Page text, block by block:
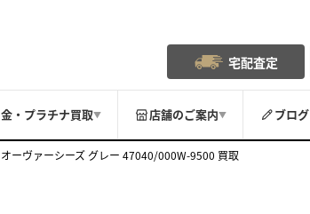
宅配査定
金・プラチナ買取▼ 店舗のご案内▼ ブログ
オーヴァーシーズ グレー 47040/000W-9500 買取